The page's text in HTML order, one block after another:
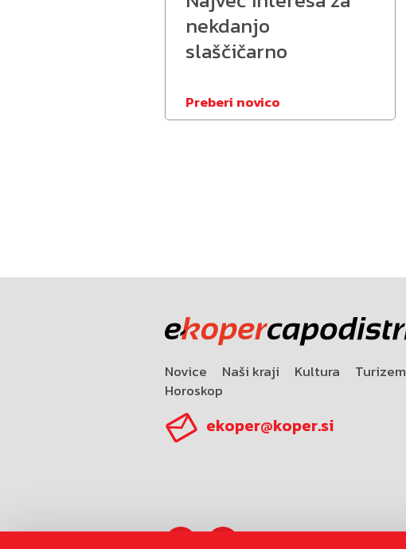
nekdanjo
slaščičarno
Preberi novico
Novice Naši kraji Kultura Turizem
Horoskop
ekoper@koper.si